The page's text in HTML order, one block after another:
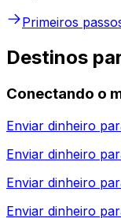
Primeiros
Destinos
Conectando o
Enviar dinheiro
Enviar dinheiro
Enviar dinheiro
Enviar dinheiro